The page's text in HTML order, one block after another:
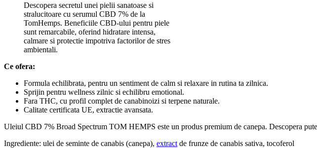
Descopera secretul unei pielii sanatoase si
stralucitoare cu serumul CBD 7% de la
TomHemps. Beneficiile CBD-ului pentru piele
sunt remarcabile, oferind hidratare intensa,
calmare si protectie impotriva factorilor de stres
ambientali.
Ce ofera:
Formula echilibrata, pentru un sentiment de calm si relaxare in rutina ta zilnica.
Sprijin pentru wellness zilnic si echilibru emotional.
Fara THC, cu profil complet de canabinoizi si terpene naturale.
Calitate certificata UE, extractie avansata.
Uleiul CBD 7% Broad Spectrum TOM HEMPS este un produs premium de canepa. Descopera
Ingrediente: ulei de seminte de canabis (canepa), extract de frunze de canabis sativa, tocoferol